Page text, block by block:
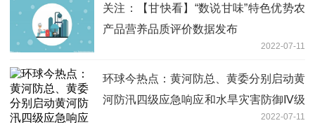
关注：【甘快看】“数说甘味”特色优势农
产品营养品质评价数据发布
2022-07-11
环球今热点：黄河防总、黄委分别启动黄
河防汛四级应急响应和水旱灾害防御Ⅳ级
2022-07-11